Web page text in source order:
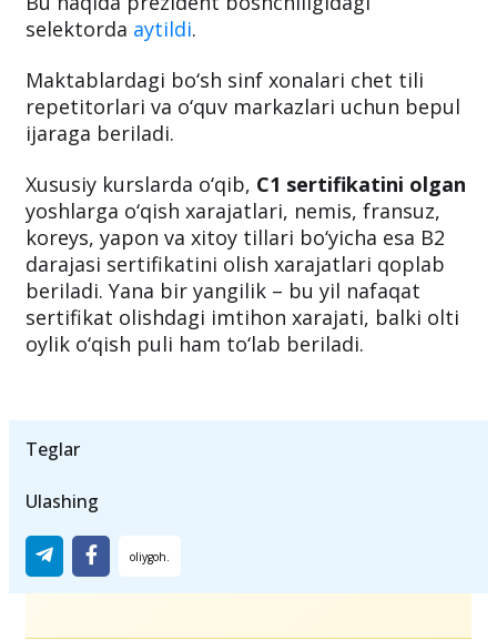
Bu haqida prezident boshchiligidagi
selektordaaytildi.
repetitorlari va o‘quv markazlari uchun bepul
ijaraga beriladi.
Xususiy kurslarda o‘qib,C1 sertifikatini olgan
yoshlarga o‘qish xarajatlari, nemis, fransuz,
koreys, yapon va xitoy tillari bo‘yicha esa B2
darajasi sertifikatini olish xarajatlari qoplab
Ulashing